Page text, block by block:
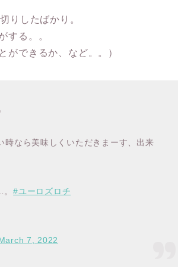
りしたばかり。
する。。
ができるか、など。。）
時なら美味しくいただきまーす、出来
。#ユーロズロチ
7, 2022